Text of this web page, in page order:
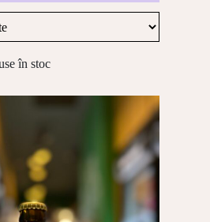
în stoc